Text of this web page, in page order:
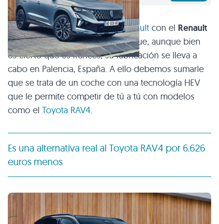
Y es que de esto se encargaRenault con el Renault
Austral, un SUV de segmento C que, aunque bien
es cierto que es francés, su fabricación se lleva a
cabo en Palencia, España. A ello debemos sumarle
que se trata de un coche con una tecnología HEV
que le permite competir de tú a tú con modelos
como el Toyota RAV4.
Es una alternativa real al Toyota RAV4 por 6.626
euros menos